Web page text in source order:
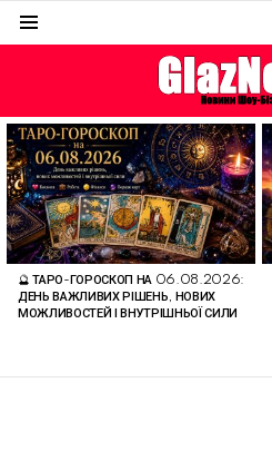
ОСТАННІ
СТАТТІ
🔮 ТАРО-ГОРОСКОП НА 06.08.2026:
ДЕНЬ ВАЖЛИВИХ РІШЕНЬ, НОВИХ
МОЖЛИВОСТЕЙ І ВНУТРІШНЬОЇ СИЛИ